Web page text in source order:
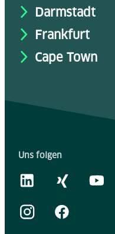
Darmstadt
Frankfurt
Cape Town
Uns folgen